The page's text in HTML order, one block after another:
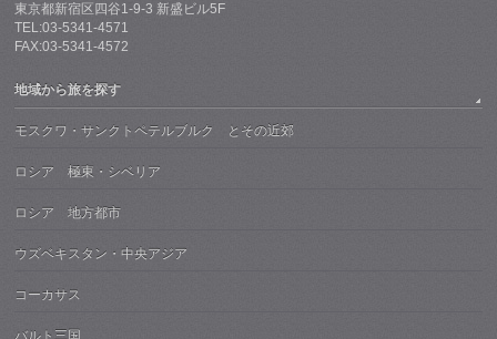
東京都新宿区四谷1-9-3 新盛ビル5F
TEL:03-5341-4571
FAX:03-5341-4572
地域から旅を探す
モスクワ・サンクトペテルブルク とその近郊
ロシア 極東・シベリア
ロシア 地方都市
ウズベキスタン・中央アジア
コーカサス
バルト三国